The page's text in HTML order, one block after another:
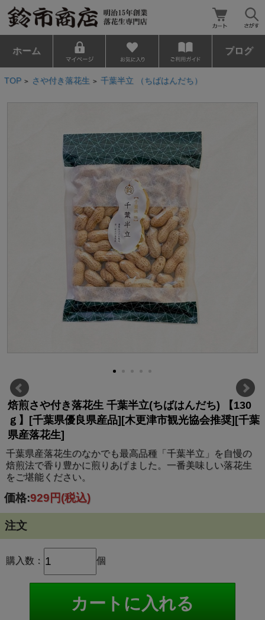
ホーム ブログ
TOP > さや付き落花生 > 千葉半立 （ちばはんだち）
焙煎さや付き落花生 千葉半立(ちばはんだち) 【130
ｇ】[千葉県優良県産品][木更津市観光協会推奨][千葉
県産落花生]
千葉県産落花生のなかでも最高品種「千葉半立」を自慢の
焙煎法で香り豊かに煎りあげました。一番美味しい落花生
をご堪能ください。
価格:929円(税込)
注文
購入数： 個